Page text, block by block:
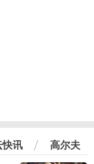
讯 高尔夫